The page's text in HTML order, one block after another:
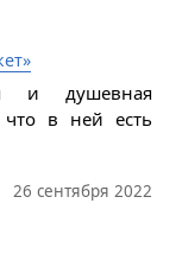
и душевная
что в ней есть
26 сентября 2022